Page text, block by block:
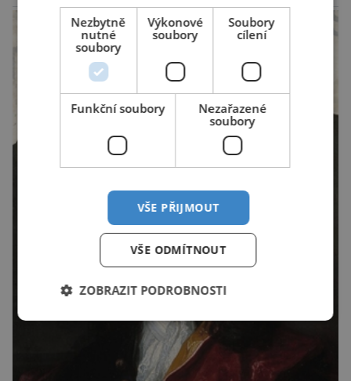
zemědělství. Ornitologové varují, že v ohrožení
je mnoho živočichů a především […]
Nezbytně
nutné
soubory
Výkonové
soubory
Soubory
cílení
Funkční soubory
Nezařazené
soubory
VŠE PŘIJMOUT
VŠE ODMÍTNOUT
ZOBRAZIT PODROBNOSTI